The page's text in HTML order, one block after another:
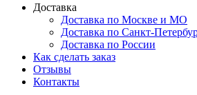
Доставка
Доставка по Москве и МО
Доставка по Санкт-
Доставка по России
Как сделать заказ
Отзывы
Контакты